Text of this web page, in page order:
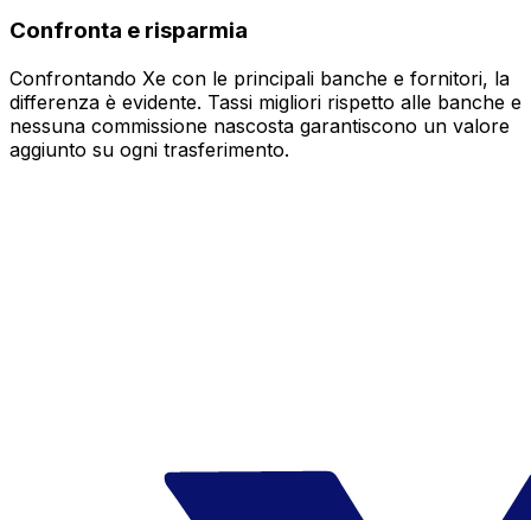
Confronta e risparmia
Confrontando Xe con le principali banche e fornitori, la
differenza è evidente. Tassi migliori rispetto alle banche e
nessuna commissione nascosta garantiscono un valore
aggiunto su ogni trasferimento.